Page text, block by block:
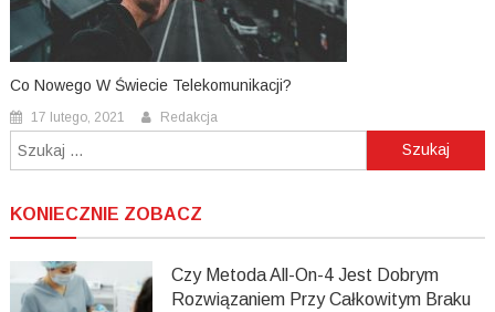
Co Nowego W Świecie Telekomunikacji?
17 lutego, 2021 Redakcja
Szukaj:
KONIECZNIE ZOBACZ
Czy Metoda All-On-4 Jest Dobrym
Rozwiązaniem Przy Całkowitym Braku